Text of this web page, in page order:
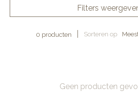
Filters
0 producten Sorteren op
Geen producten